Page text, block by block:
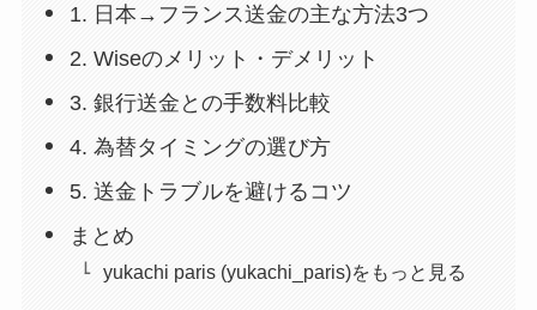
1. 日本→フランス送金の主な方法3つ
2. Wiseのメリット・デメリット
3. 銀行送金との手数料比較
4. 為替タイミングの選び方
5. 送金トラブルを避けるコツ
まとめ
yukachi paris (yukachi_paris)をもっと見る